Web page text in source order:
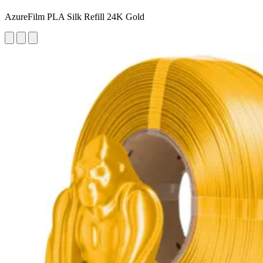
AzureFilm PLA Silk Refill 24K Gold